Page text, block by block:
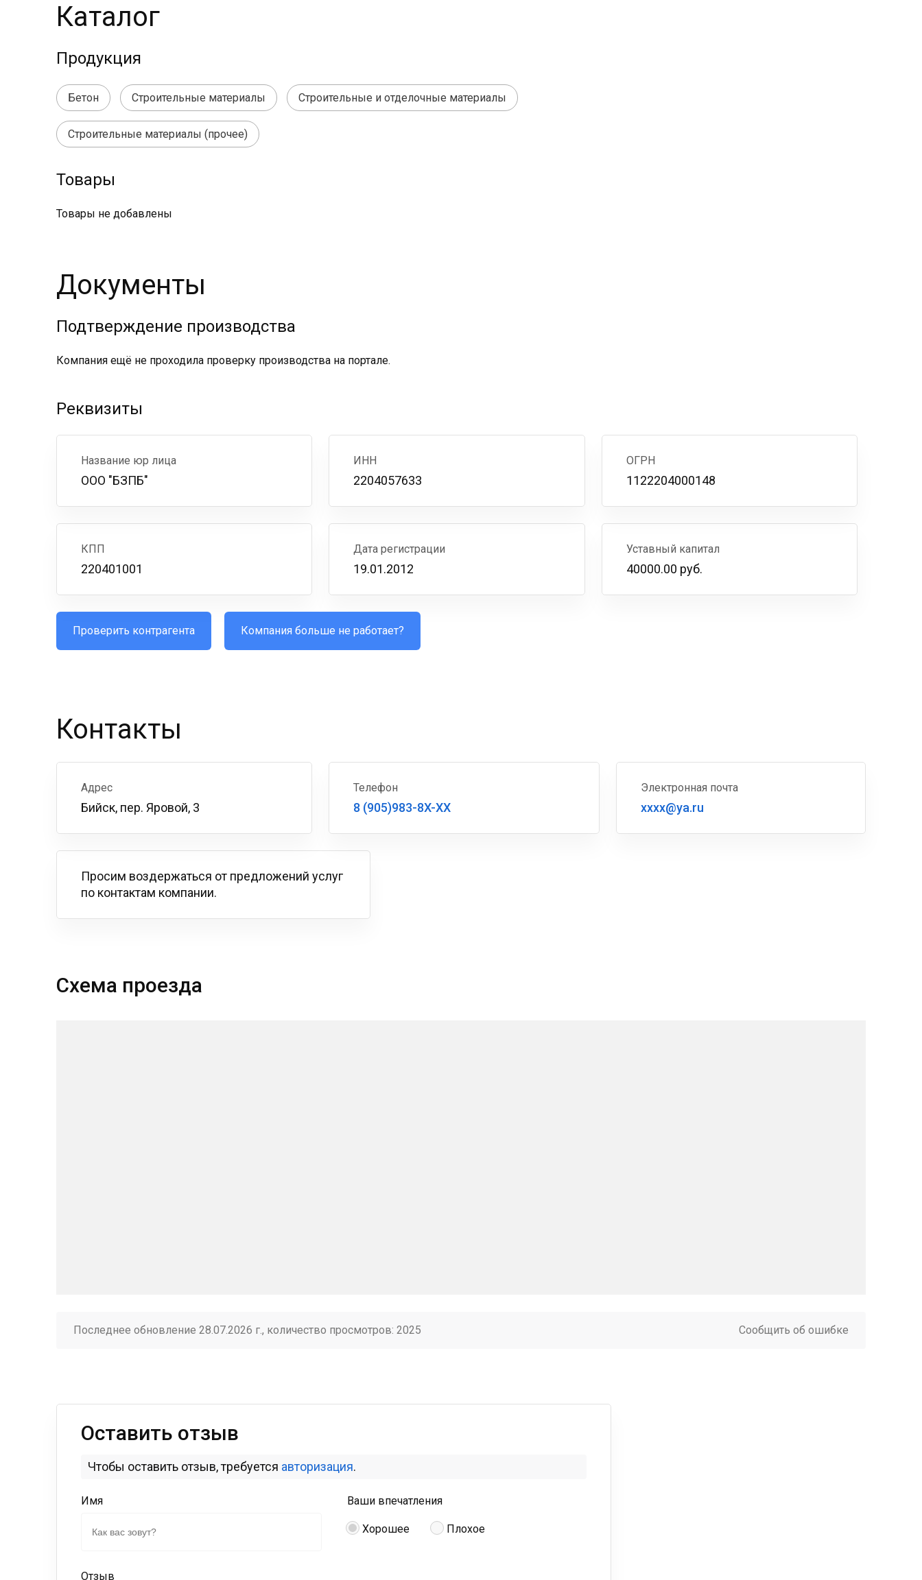
Каталог
Продукция
Бетон Строительные материалы Строительные и отделочные материалы
Строительные материалы (прочее)
Товары
Товары не добавлены
Документы
Подтверждение производства
Компания ещё не проходила проверку производства на портале.
Реквизиты
Название юр лица
ООО "БЗПБ"
ИНН
2204057633
ОГРН
1122204000148
КПП
220401001
Дата регистрации
19.01.2012
Уставный капитал
40000.00 руб.
Проверить контрагента Компания больше не работает?
Контакты
Адрес
Бийск, пер. Яровой, 3
Телефон
8 (905)983-8X-XX
Электронная почта
xxxx@ya.ru
Просим воздержаться от предложений услуг
по контактам компании.
Схема проезда
Последнее обновление 28.07.2026 г., количество просмотров: 2025 Сообщить об ошибке
Оставить отзыв
Чтобы оставить отзыв, требуется авторизация.
Имя Ваши впечатления
Хорошее Плохое
Отзыв